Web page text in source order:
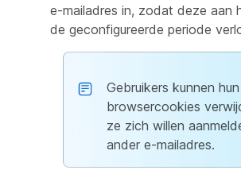
e-mailadres in, zodat deze aan
de geconfigureerde periode
Gebruikers kunnen
browsercookies
ze zich willen
ander e-mailadres.